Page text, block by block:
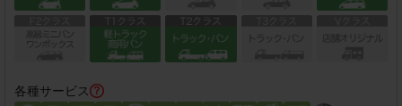
各種サービス